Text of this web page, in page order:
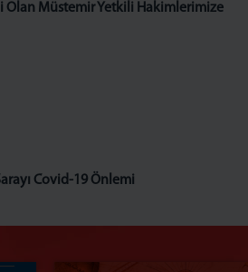
Olan Müstemir Yetkili Hakimlerimize
Covid-19 Önlemi